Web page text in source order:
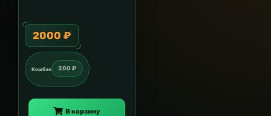
2000 ₽
Кешбэк 200 ₽
В корзину